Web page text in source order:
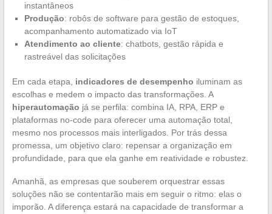
instantâneos
Produção: robôs de software para gestão de estoques,
acompanhamento automatizado via IoT
Atendimento ao cliente: chatbots, gestão rápida e
rastreável das solicitações
Em cada etapa, indicadores de desempenho iluminam as
escolhas e medem o impacto das transformações. A
hiperautomação já se perfila: combina IA, RPA, ERP e
plataformas no-code para oferecer uma automação total,
mesmo nos processos mais interligados. Por trás dessa
promessa, um objetivo claro: repensar a organização em
profundidade, para que ela ganhe em reatividade e robustez.
Amanhã, as empresas que souberem orquestrar essas
soluções não se contentarão mais em seguir o ritmo: elas o
imporão. A diferença estará na capacidade de transformar a